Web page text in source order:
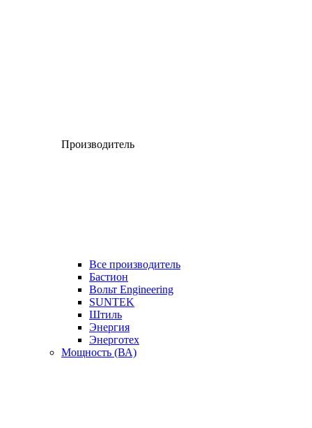
Производитель
Все производитель
Бастион
Вольт Engineering
SUNTEK
Штиль
Энергия
Энерготех
Мощность (ВА)